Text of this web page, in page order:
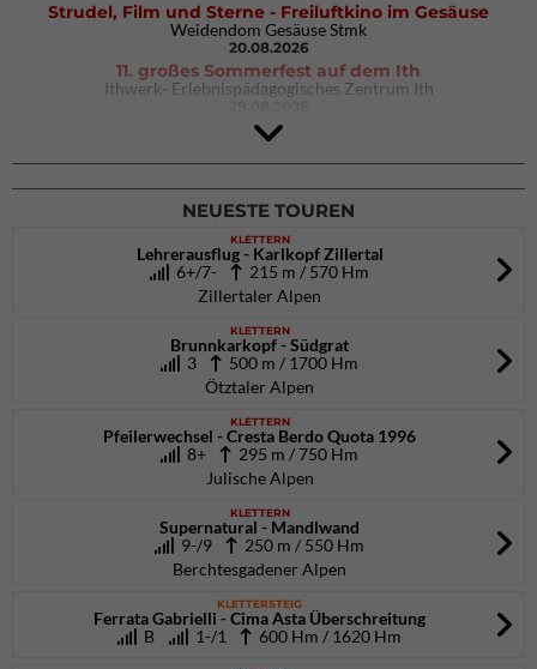
Strudel, Film und Sterne - Freiluftkino im Gesäuse
Weidendom Gesäuse Stmk
20.08.2026
11. großes Sommerfest auf dem Ith
Ithwerk- Erlebnispädagogisches Zentrum Ith
4Blocs KIDS 2026
DAV Kletter- & Boulderzentrum München Süd (Thalkirchen)
26.09.2026
NEUESTE TOUREN
KLETTERN
Lehrerausflug - Karlkopf Zillertal
6+/7-
215 m / 570 Hm
Zillertaler Alpen
KLETTERN
Brunnkarkopf - Südgrat
3
500 m / 1700 Hm
Ötztaler Alpen
KLETTERN
Pfeilerwechsel - Cresta Berdo Quota 1996
8+
295 m / 750 Hm
Julische Alpen
KLETTERN
Supernatural - Mandlwand
9-/9
250 m / 550 Hm
Berchtesgadener Alpen
KLETTERSTEIG
Ferrata Gabrielli - Cima Asta Überschreitung
B
1-/1 600 Hm / 1620 Hm